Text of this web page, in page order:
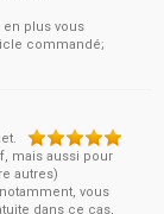
en plus vous
commandé;
mais aussi pour
autres)
vous
dans ce cas,